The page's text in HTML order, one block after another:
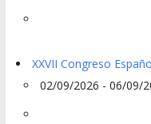
XXVII Congreso
02/09/2026 - 06/09/